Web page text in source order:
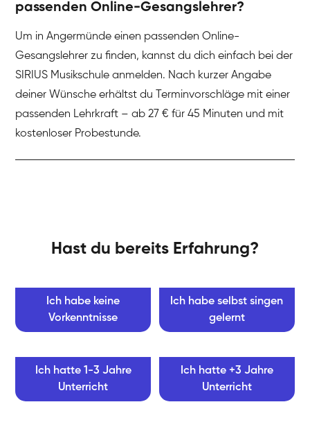
passenden Online-Gesangslehrer?
Um in Angermünde einen passenden Online-
Gesangslehrer zu finden, kannst du dich einfach bei der
SIRIUS Musikschule anmelden. Nach kurzer Angabe
deiner Wünsche erhältst du Terminvorschläge mit einer
passenden Lehrkraft – ab 27 € für 45 Minuten und mit
kostenloser Probestunde.
Hast du bereits Erfahrung?
Ich habe keine
Vorkenntnisse
Ich habe selbst singen
gelernt
Ich hatte 1-3 Jahre
Unterricht
Ich hatte +3 Jahre
Unterricht